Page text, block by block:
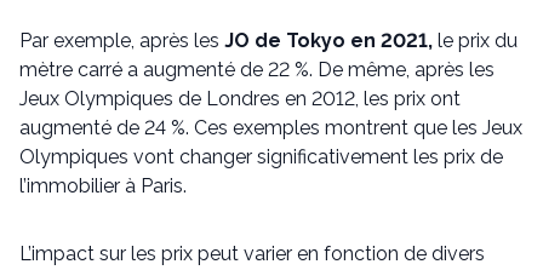
Par exemple, après les JO de Tokyo en 2021, le prix du
mètre carré a augmenté de 22 %. De même, après les
Jeux Olympiques de Londres en 2012, les prix ont
augmenté de 24 %. Ces exemples montrent que les Jeux
Olympiques vont changer significativement les prix de
l’immobilier à Paris.
L’impact sur les prix peut varier en fonction de divers